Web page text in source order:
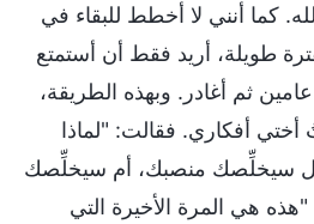
كما أنني لا أخطط للبقاء في
طويلة، أريد فقط أن أستمتع
ثم أغادر. وبهذه الطريقة،
أفكاري. فقالت: "لماذا
هل سيخلِّصك منصبك، أم سيخلِّصك
هي المرة الأخيرة التي